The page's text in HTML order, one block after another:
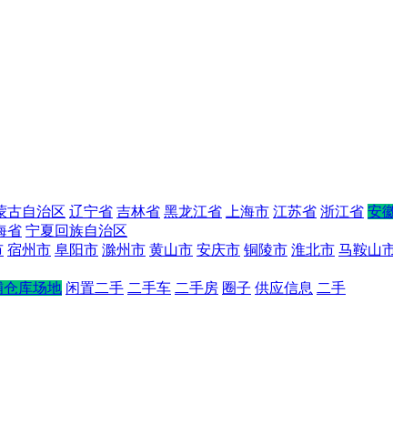
古自治区 辽宁省 吉林省 黑龙江省 上海市 江苏省 浙江省 安
省 宁夏回族自治区
宿州市 阜阳市 滁州市 黄山市 安庆市 铜陵市 淮北市 马鞍山
仓库场地 闲置二手 二手车 二手房 圈子 供应信息 二手